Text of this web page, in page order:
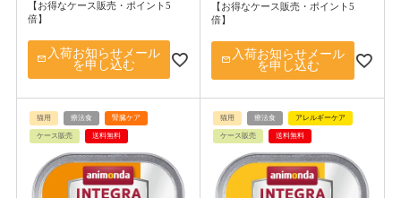
【お得なケース販売・ポイント5
倍】
入荷お知らせメール
を申し込む
【お得なケース販売・ポイント5
倍】
入荷お知らせメール
を申し込む
猫用 療法食 腎臓ケア
ケース販売 送料無料
猫用 療法食 アレルギーケア
ケース販売 送料無料